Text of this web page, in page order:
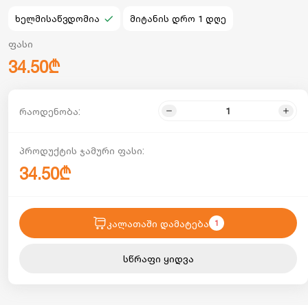
ხელმისაწვდომია მიტანის დრო 1 დღე
ფასი
34.50₾
რაოდენობა:
პროდუქტის ჯამური ფასი:
34.50₾
კალათაში დამატება 1
სწრაფი ყიდვა